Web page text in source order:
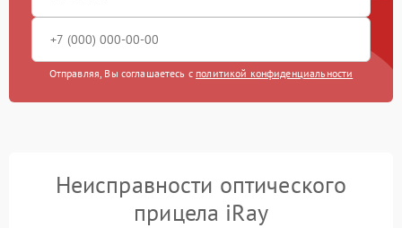
Отправляя, Вы соглашаетесь с политикой конфиденциальности
Неисправности оптического
прицела iRay